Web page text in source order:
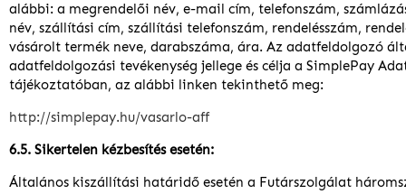
alábbi: a megrendelői név, e-mail cím, telefonszám,
név, szállítási cím, szállítási telefonszám, rendelésszám,
vásárolt termék neve, darabszáma, ára. Az adatfeldolgozó
adatfeldolgozási tevékenység jellege és célja a SimplePay
tájékoztatóban, az alábbi linken tekinthető meg:
http://simplepay.hu/vasarlo-aff
6.5. Sikertelen kézbesítés esetén:
Általános kiszállítási határidő esetén a Futárszolgálat